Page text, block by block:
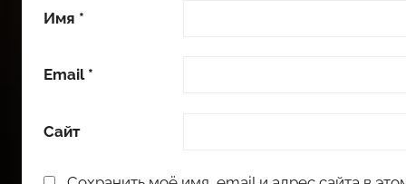
Имя *
Email *
Сайт